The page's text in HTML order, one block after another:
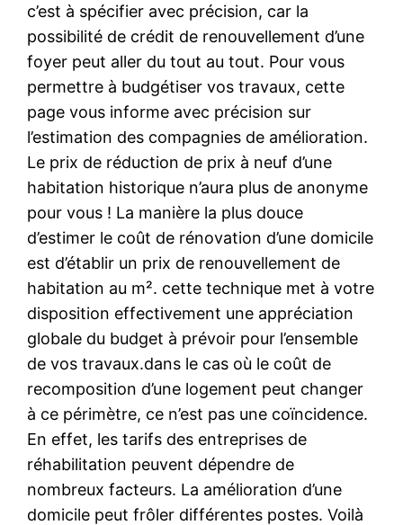
c’est à spécifier avec précision, car la
possibilité de crédit de renouvellement d’une
foyer peut aller du tout au tout. Pour vous
permettre à budgétiser vos travaux, cette
page vous informe avec précision sur
l’estimation des compagnies de amélioration.
Le prix de réduction de prix à neuf d’une
habitation historique n’aura plus de anonyme
pour vous ! La manière la plus douce
d’estimer le coût de rénovation d’une domicile
est d’établir un prix de renouvellement de
habitation au m². cette technique met à votre
disposition effectivement une appréciation
globale du budget à prévoir pour l’ensemble
de vos travaux.dans le cas où le coût de
recomposition d’une logement peut changer
à ce périmètre, ce n’est pas une coïncidence.
En effet, les tarifs des entreprises de
réhabilitation peuvent dépendre de
nombreux facteurs. La amélioration d’une
domicile peut frôler différentes postes. Voilà